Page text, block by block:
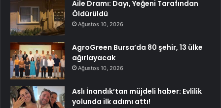
Aile Dramı: Dayı, Yeğeni Tarafından
Öldürüldü
Ağustos 10, 2026
AgroGreen Bursa’da 80 şehir, 13 ülke
ağırlayacak
Ağustos 10, 2026
Aslı İnandık’tan müjdeli haber: Evlilik
yolunda ilk adımı attı!